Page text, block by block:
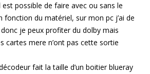
est possible de faire avec ou sans le
fonction du matériel, sur mon pc j’ai de
donc je peux profiter du dolby mais
cartes mere n’ont pas cette sortie
fait la taille d’un boitier blueray